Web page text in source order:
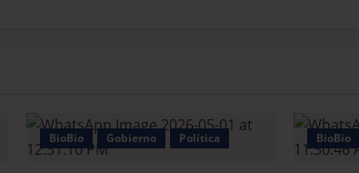
BioBio Gobierno Política BioBio